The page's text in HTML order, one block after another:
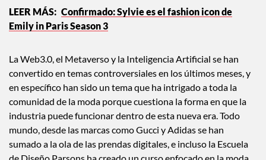
Confirmado: Sylvie es el fashion icon de
Emily in Paris Season 3
La Web3.0, el Metaverso y la Inteligencia Artificial se han
convertido en temas controversiales en los últimos meses, y
en específico han sido un tema que ha intrigado a toda la
comunidad de la moda porque cuestiona la forma en que la
industria puede funcionar dentro de esta nueva era. Todo
mundo, desde las marcas como Gucci y Adidas se han
sumado a la ola de las prendas digitales, e incluso la Escuela